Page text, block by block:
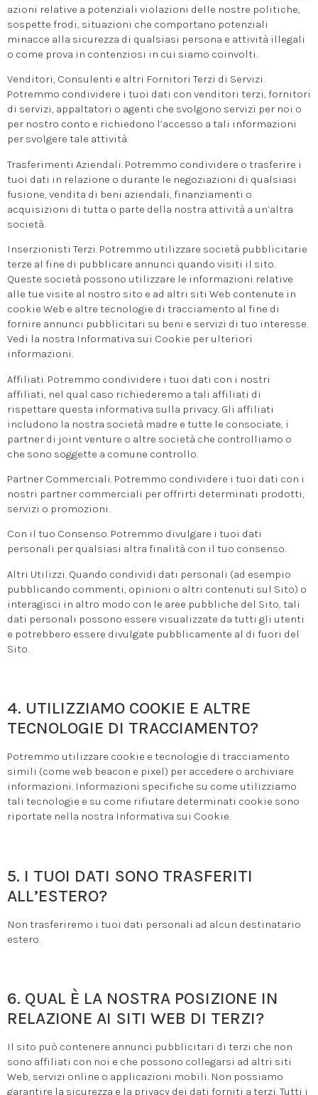
azioni relative a potenziali violazioni delle nostre politiche,
sospette frodi, situazioni che comportano potenziali
minacce alla sicurezza di qualsiasi persona e attività illegali
o come prova in contenziosi in cui siamo coinvolti.
Venditori, Consulenti e altri Fornitori Terzi di Servizi.
Potremmo condividere i tuoi dati con venditori terzi, fornitori
di servizi, appaltatori o agenti che svolgono servizi per noi o
per nostro conto e richiedono l’accesso a tali informazioni
per svolgere tale attività.
Trasferimenti Aziendali. Potremmo condividere o trasferire i
tuoi dati in relazione o durante le negoziazioni di qualsiasi
fusione, vendita di beni aziendali, finanziamenti o
acquisizioni di tutta o parte della nostra attività a un’altra
società.
Inserzionisti Terzi. Potremmo utilizzare società pubblicitarie
terze al fine di pubblicare annunci quando visiti il sito.
Queste società possono utilizzare le informazioni relative
alle tue visite al nostro sito e ad altri siti Web contenute in
cookie Web e altre tecnologie di tracciamento al fine di
fornire annunci pubblicitari su beni e servizi di tuo interesse.
Vedi la nostra Informativa sui Cookie per ulteriori
informazioni.
Affiliati. Potremmo condividere i tuoi dati con i nostri
affiliati, nel qual caso richiederemo a tali affiliati di
rispettare questa informativa sulla privacy. Gli affiliati
includono la nostra società madre e tutte le consociate, i
partner di joint venture o altre società che controlliamo o
che sono soggette a comune controllo.
Partner Commerciali. Potremmo condividere i tuoi dati con i
nostri partner commerciali per offrirti determinati prodotti,
servizi o promozioni.
Con il tuo Consenso. Potremmo divulgare i tuoi dati
personali per qualsiasi altra finalità con il tuo consenso.
Altri Utilizzi. Quando condividi dati personali (ad esempio
pubblicando commenti, opinioni o altri contenuti sul Sito) o
interagisci in altro modo con le aree pubbliche del Sito, tali
dati personali possono essere visualizzate da tutti gli utenti
e potrebbero essere divulgate pubblicamente al di fuori del
Sito.
4. UTILIZZIAMO COOKIE E ALTRE
TECNOLOGIE DI TRACCIAMENTO?
Potremmo utilizzare cookie e tecnologie di tracciamento
simili (come web beacon e pixel) per accedere o archiviare
informazioni. Informazioni specifiche su come utilizziamo
tali tecnologie e su come rifiutare determinati cookie sono
riportate nella nostra Informativa sui Cookie.
5. I TUOI DATI SONO TRASFERITI
ALL’ESTERO?
Non trasferiremo i tuoi dati personali ad alcun destinatario
estero.
6. QUAL È LA NOSTRA POSIZIONE IN
RELAZIONE AI SITI WEB DI TERZI?
Il sito può contenere annunci pubblicitari di terzi che non
sono affiliati con noi e che possono collegarsi ad altri siti
Web, servizi online o applicazioni mobili. Non possiamo
garantire la sicurezza e la privacy dei dati forniti a terzi. Tutti i